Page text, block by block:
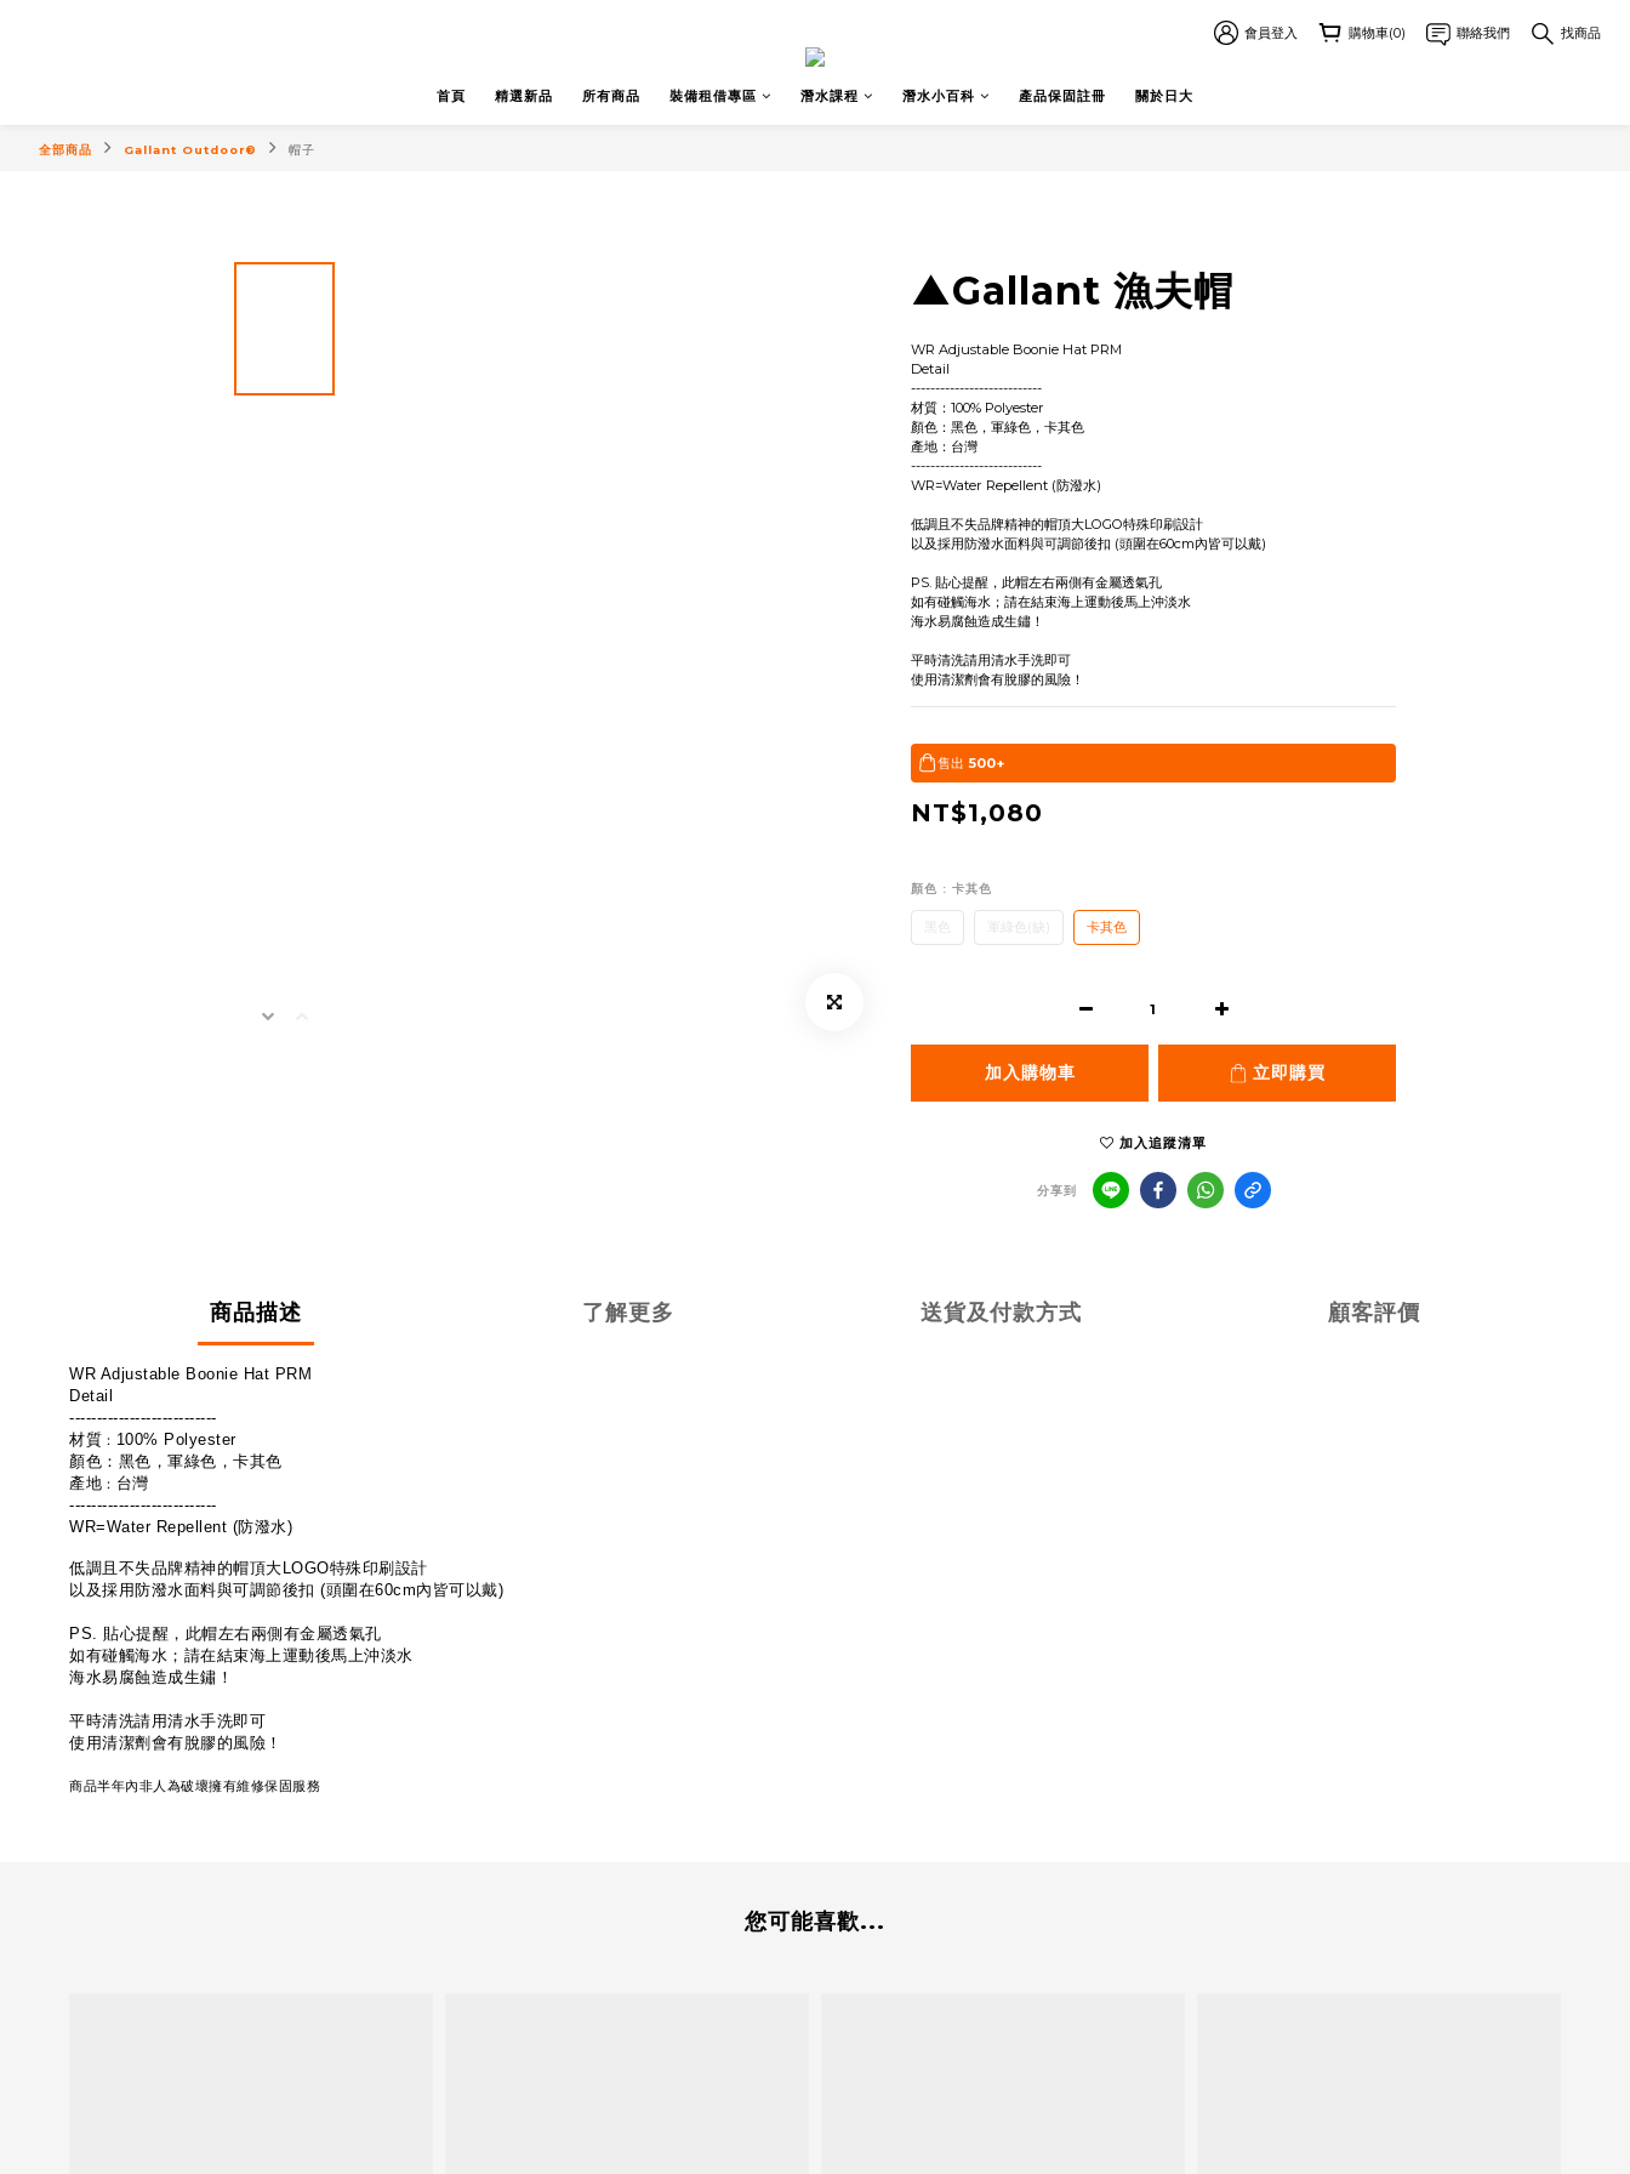
會員登入 購物車(0) 聯絡我們 找商品
首頁 精選新品 所有商品 裝備租借專區 潛水課程 潛水小百科 產品保固註冊 關於日大
全部商品 Gallant Outdoor®️ 帽子
▲Gallant 漁夫帽
WR Adjustable Boonie Hat PRM
Detail
---------------------------
材質：100% Polyester
顏色：黑色，軍綠色，卡其色
產地：台灣
---------------------------
WR=Water Repellent (防潑水)
低調且不失品牌精神的帽頂大LOGO特殊印刷設計
以及採用防潑水面料與可調節後扣 (頭圍在60cm內皆可以戴)
PS. 貼心提醒，此帽左右兩側有金屬透氣孔
如有碰觸海水；請在結束海上運動後馬上沖淡水
海水易腐蝕造成生鏽！
平時清洗請用清水手洗即可
使用清潔劑會有脫膠的風險！
售出 500+
NT$1,080
顏色 : 卡其色
黑色 軍綠色(缺) 卡其色
加入購物車 立即購買
加入追蹤清單
分享到
商品描述 了解更多 送貨及付款方式 顧客評價
WR Adjustable Boonie Hat PRM
Detail
---------------------------
材質 ： 100% Polyester
顏色：黑色，軍綠色，卡其色
產地 ： 台灣
---------------------------
WR=Water Repellent (防潑水)
低調且不失品牌精神的帽頂大LOGO特殊印刷設計
以及採用防潑水面料與可調節後扣 (頭圍在60cm內皆可以戴)
PS. 貼心提醒，此帽左右兩側有金屬透氣孔
如有碰觸海水；請在結束海上運動後馬上沖淡水
海水易腐蝕造成生鏽！
平時清洗請用清水手洗即可
使用清潔劑會有脫膠的風險！
商品半年內非人為破壞擁有維修保固服務
您可能喜歡...